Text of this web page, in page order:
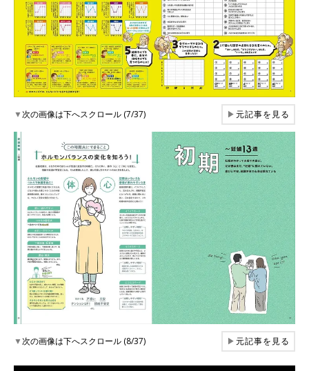
▼次の画像は下へスクロール (7/37) ▶元記事を見る
▼次の画像は下へスクロール (8/37) ▶元記事を見る